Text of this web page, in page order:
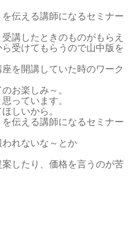
伝える講師になるセミナー
講したときのものがもらえ
受けてもらうので山中版を
を開講していた時のワーク
お楽しみ～。
っています。
しいから。
伝える講師になるセミナー
れないな～とか
したり、価格を言うのが苦